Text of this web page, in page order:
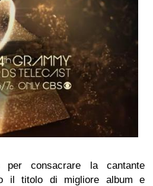
consacrare la cantante
il titolo di migliore album e